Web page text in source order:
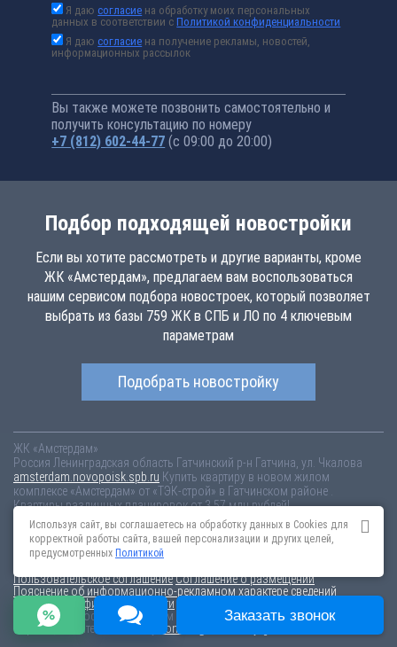
Я даюсогласие на обработку моих персональных
данных в соответствии сПолитикой конфиденциальности
Я даюсогласие на получение рекламы, новостей,
информационных рассылок
Вы также можете позвонить самостоятельно и
получить консультацию по номеру
+7 (812) 602-44-77 (с 09:00 до 20:00)
Подбор подходящей новостройки
Если вы хотите рассмотреть и другие варианты, кроме
ЖК «Амстердам», предлагаем вам воспользоваться
нашим сервисом подбора новостроек, который позволяет
выбрать из базы 759 ЖК в СПБ и ЛО по 4 ключевым
параметрам
Подобрать новостройку
ЖК «Амстердам»
Россия Ленинградская область Гатчинский р-н Гатчина, ул. Чкалова
amsterdam.novopoisk.spb.ru Купить квартиру в новом жилом
комплексе «Амстердам» от «ТЭК-строй» в Гатчинском районе .
Квартиры различных планировок от 3.57 млн рублей!
Новостройки Санкт-ПетербургаНовостройки Москвы
Информация на сайте взята из открытых источников, не является
Пользовательское соглашениеСоглашение о размещении
Пояснение об информационно-рекламном характере сведений
Политика конфиденциальности
По всем вопросам, связанным с актуальностью информации на
портале, пишите на эл.почту
content@novostroy-gid.ru
Используя сайт, вы соглашаетесь на обработку данных в Cookies для
корректной работы сайта, вашей персонализации и других целей,
предусмотренных Политикой
Заказать звонок